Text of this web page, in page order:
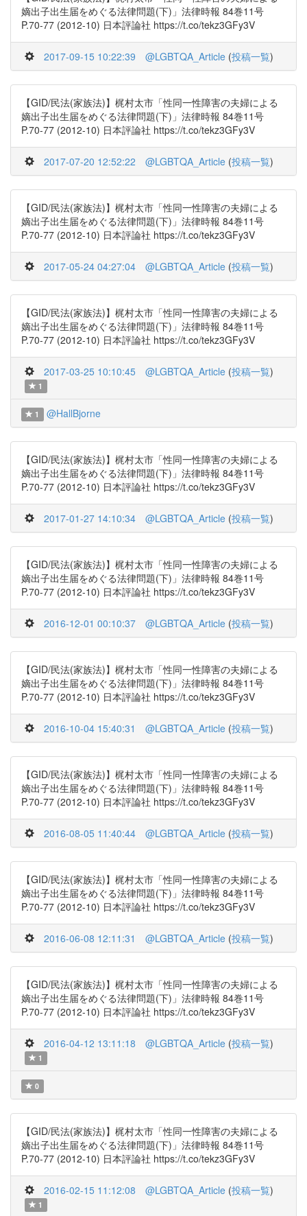
嫡出子出生届をめぐる法律問題(下)」法律時報 84巻11号
P.70-77 (2012-10) 日本評論社 https://t.co/tekz3GFy3V
2017-09-15 10:22:39 @LGBTQA_Article (投稿一覧)
【GID/民法(家族法)】梶村太市「性同一性障害の夫婦による
嫡出子出生届をめぐる法律問題(下)」法律時報 84巻11号
P.70-77 (2012-10) 日本評論社 https://t.co/tekz3GFy3V
2017-07-20 12:52:22 @LGBTQA_Article (投稿一覧)
【GID/民法(家族法)】梶村太市「性同一性障害の夫婦による
嫡出子出生届をめぐる法律問題(下)」法律時報 84巻11号
P.70-77 (2012-10) 日本評論社 https://t.co/tekz3GFy3V
2017-05-24 04:27:04 @LGBTQA_Article (投稿一覧)
【GID/民法(家族法)】梶村太市「性同一性障害の夫婦による
嫡出子出生届をめぐる法律問題(下)」法律時報 84巻11号
P.70-77 (2012-10) 日本評論社 https://t.co/tekz3GFy3V
2017-03-25 10:10:45 @LGBTQA_Article (投稿一覧)
1
1 @HallBjorne
【GID/民法(家族法)】梶村太市「性同一性障害の夫婦による
嫡出子出生届をめぐる法律問題(下)」法律時報 84巻11号
P.70-77 (2012-10) 日本評論社 https://t.co/tekz3GFy3V
2017-01-27 14:10:34 @LGBTQA_Article (投稿一覧)
【GID/民法(家族法)】梶村太市「性同一性障害の夫婦による
嫡出子出生届をめぐる法律問題(下)」法律時報 84巻11号
P.70-77 (2012-10) 日本評論社 https://t.co/tekz3GFy3V
2016-12-01 00:10:37 @LGBTQA_Article (投稿一覧)
【GID/民法(家族法)】梶村太市「性同一性障害の夫婦による
嫡出子出生届をめぐる法律問題(下)」法律時報 84巻11号
P.70-77 (2012-10) 日本評論社 https://t.co/tekz3GFy3V
2016-10-04 15:40:31 @LGBTQA_Article (投稿一覧)
【GID/民法(家族法)】梶村太市「性同一性障害の夫婦による
嫡出子出生届をめぐる法律問題(下)」法律時報 84巻11号
P.70-77 (2012-10) 日本評論社 https://t.co/tekz3GFy3V
2016-08-05 11:40:44 @LGBTQA_Article (投稿一覧)
【GID/民法(家族法)】梶村太市「性同一性障害の夫婦による
嫡出子出生届をめぐる法律問題(下)」法律時報 84巻11号
P.70-77 (2012-10) 日本評論社 https://t.co/tekz3GFy3V
2016-06-08 12:11:31 @LGBTQA_Article (投稿一覧)
【GID/民法(家族法)】梶村太市「性同一性障害の夫婦による
嫡出子出生届をめぐる法律問題(下)」法律時報 84巻11号
P.70-77 (2012-10) 日本評論社 https://t.co/tekz3GFy3V
2016-04-12 13:11:18 @LGBTQA_Article (投稿一覧)
1
0
【GID/民法(家族法)】梶村太市「性同一性障害の夫婦による
嫡出子出生届をめぐる法律問題(下)」法律時報 84巻11号
P.70-77 (2012-10) 日本評論社 https://t.co/tekz3GFy3V
2016-02-15 11:12:08 @LGBTQA_Article (投稿一覧)
1